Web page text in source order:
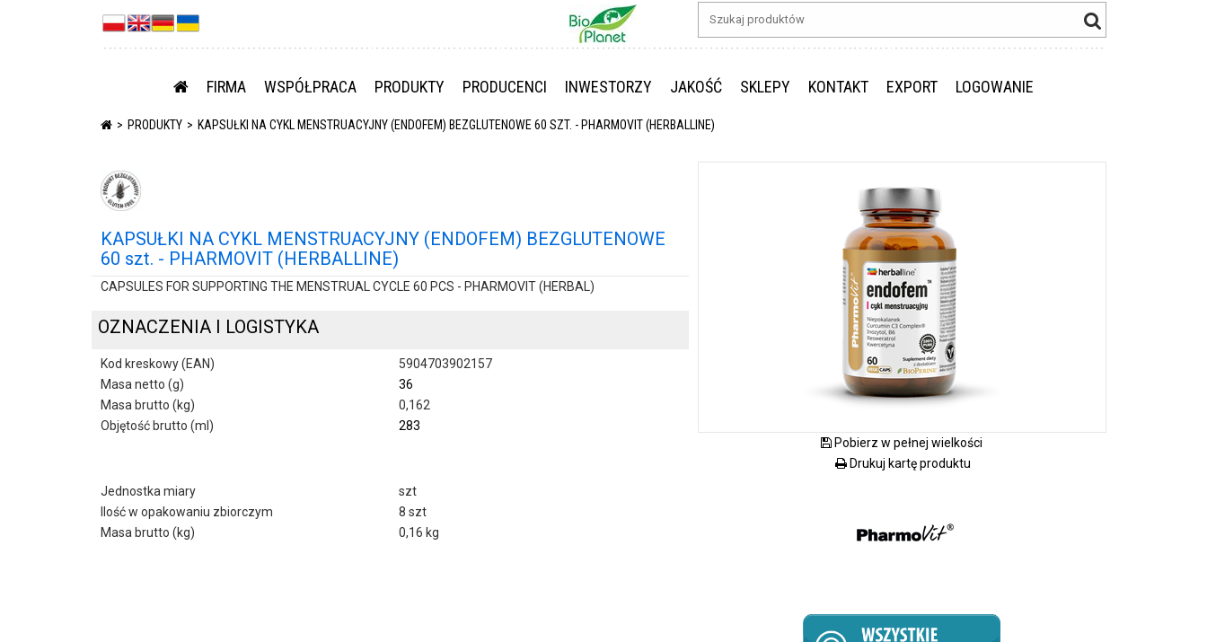
FIRMA WSPÓŁPRACA PRODUKTY PRODUCENCI INWESTORZY JAKOŚĆ SKLEPY KONTAKT EXPORT LOGOWANIE
PRODUKTY KAPSUŁKI NA CYKL MENSTRUACYJNY (ENDOFEM) BEZGLUTENOWE 60 SZT. - PHARMOVIT (HERBALLINE)
KAPSUŁKI NA CYKL MENSTRUACYJNY (ENDOFEM) BEZGLUTENOWE
60 szt. - PHARMOVIT (HERBALLINE)
CAPSULES FOR SUPPORTING THE MENSTRUAL CYCLE 60 PCS - PHARMOVIT (HERBAL)
OZNACZENIA I LOGISTYKA
Kod kreskowy (EAN)
5904703902157
Masa netto (g)
36
Masa brutto (kg)
0,162
Objętość brutto (ml)
283
Jednostka miary
szt
Ilość w opakowaniu zbiorczym
8 szt
Masa brutto (kg)
0,16 kg
Pobierz w pełnej wielkości
Drukuj kartę produktu